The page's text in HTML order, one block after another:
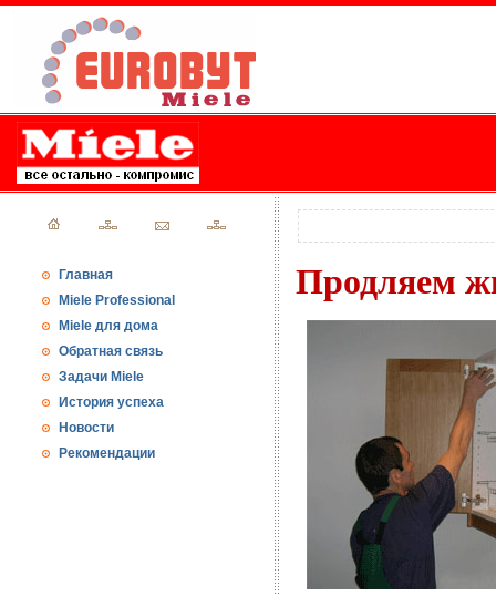
Главная
Miele Professional
Miele для дома
Обратная связь
Задачи Miele
История успеха
Новости
Рекомендации
Продляем